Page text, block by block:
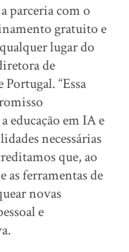
parceria com o
gratuito e
lugar do
de
“Essa
educação em IA e
necessárias
que, ao
ferramentas de
novas
e